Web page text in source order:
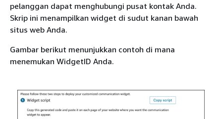
pelanggan dapat menghubungi pusat kontak Anda.
Skrip ini menampilkan widget di sudut kanan bawah
situs web Anda.
Gambar berikut menunjukkan contoh di mana
menemukan WidgetID Anda.